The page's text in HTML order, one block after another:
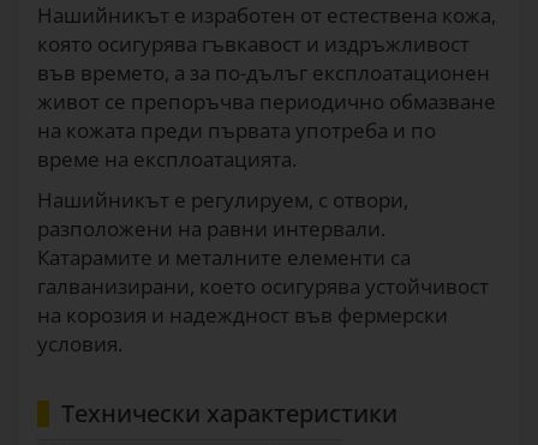
Нашийникът е изработен от естествена кожа,
която осигурява гъвкавост и издръжливост
във времето, а за по-дълъг експлоатационен
живот се препоръчва периодично обмазване
на кожата преди първата употреба и по
време на експлоатацията.
Нашийникът е регулируем, с отвори,
разположени на равни интервали.
Катарамите и металните елементи са
галванизирани, което осигурява устойчивост
на корозия и надеждност във фермерски
условия.
Технически характеристики